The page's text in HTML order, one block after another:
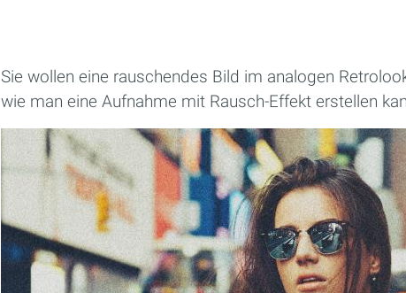
Sie wollen eine rauschendes Bild im analogen
wie man eine Aufnahme mit Rausch-Effekt erstellen